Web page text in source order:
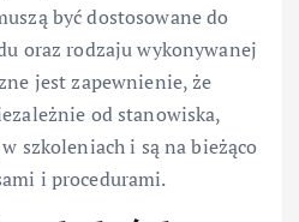
być dostosowane do
oraz rodzaju wykonywanej
jest zapewnienie, że
od stanowiska,
szkoleniach i są na bieżąco
i procedurami.